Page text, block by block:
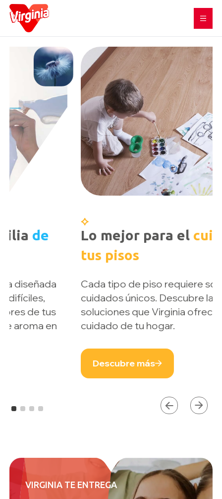
Crear un mundo máslimpio y
conveniente
Somos tu cómplice en la limpieza a través
de productos y experiencias convenientes,
para dejar tu hogar más limpio,
contribuyendo con tu bienestar familiar.
VIRGINIA TE ENTREGA